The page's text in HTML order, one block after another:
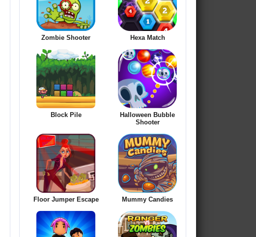
Zombie Shooter Hexa Match
Block Pile
Halloween Bubble
Shooter
Floor Jumper Escape Mummy Candies